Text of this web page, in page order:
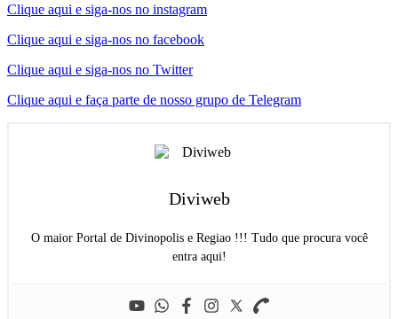
Clique aqui e siga-nos no instagram
Clique aqui e siga-nos no facebook
Clique aqui e siga-nos no Twitter
Clique aqui e faça parte de nosso grupo de Telegram
Diviweb
O maior Portal de Divinopolis e Regiao !!! Tudo que procura você
entra aqui!